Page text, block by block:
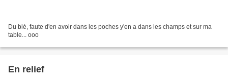
Du blé, faute d'en avoir dans les poches y'en a dans les champs et sur ma
table... ooo
En relief